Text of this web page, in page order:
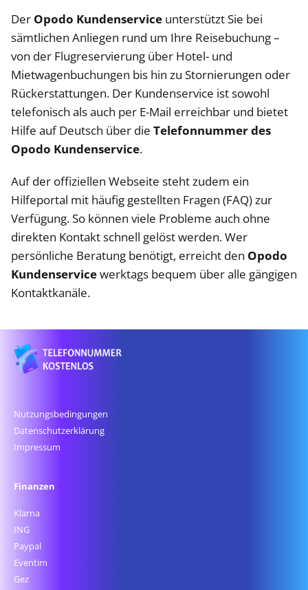
Der Opodo Kundenservice unterstützt Sie bei
sämtlichen Anliegen rund um Ihre Reisebuchung –
von der Flugreservierung über Hotel- und
Mietwagenbuchungen bis hin zu Stornierungen oder
Rückerstattungen. Der Kundenservice ist sowohl
telefonisch als auch per E-Mail erreichbar und bietet
Hilfe auf Deutsch über die Telefonnummer des
Opodo Kundenservice.
Auf der offiziellen Webseite steht zudem ein
Hilfeportal mit häufig gestellten Fragen (FAQ) zur
Verfügung. So können viele Probleme auch ohne
direkten Kontakt schnell gelöst werden. Wer
persönliche Beratung benötigt, erreicht den Opodo
Kundenservicewerktags bequem über alle gängigen
Kontaktkanäle.
Nutzungsbedingungen
Datenschutz­erklärung
Impressum
Finanzen
Klarna
ING
Paypal
Eventim
Gez